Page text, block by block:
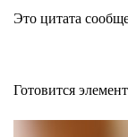
Это цитата
Готовится